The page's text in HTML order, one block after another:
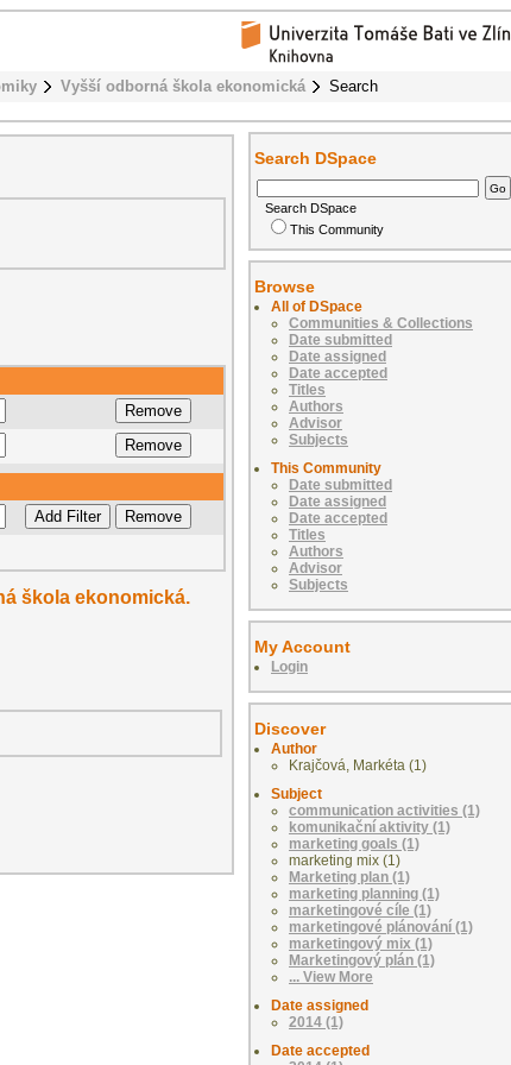
Vyšší odborná škola ekonomická Search
škola ekonomická.
Search DSpace
Search DSpace
This Community
Browse
All of DSpace
Communities & Collections
Date submitted
Date assigned
Date accepted
Titles
Authors
Advisor
Subjects
This Community
Date submitted
Date assigned
Date accepted
Titles
Authors
Advisor
Subjects
My Account
Login
Discover
Author
Krajčová, Markéta (1)
Subject
communication activities (1)
komunikační aktivity (1)
marketing goals (1)
marketing mix (1)
Marketing plan (1)
marketing planning (1)
marketingové cíle (1)
marketingové plánování (1)
marketingový mix (1)
Marketingový plán (1)
... View More
Date assigned
2014 (1)
Date accepted